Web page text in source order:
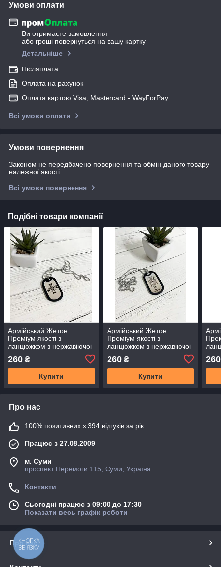
Умови оплати
Ви отримаєте замовлення
або гроші повернуться на вашу картку
Детальніше
Післяплата
Оплата на рахунок
Оплата картою Visa, Mastercard - WayForPay
Всі умови оплати
Умови повернення
Законом не передбачено повернення та обмін даного товару
належної якості
Всі умови повернення
Подібні товари компанії
Армійський Жетон
Преміум якості з
ланцюжком з нержавіючоі
лазерним гравіруванням
ВАШ текст
260 ₴
Купити
Армійський Жетон
Преміум якості з
ланцюжком з нержавіючоі
лазерним гравіруванням
ВАШ текст
260₴
Купити
ВАШ
260
Про нас
100% позитивних з 394 відгуків за рік
Працює з 27.08.2009
м. Суми
проспект Перемоги 115, Суми, Україна
Контакти
Сьогодні працює з 09:00 до 17:30
Показати весь графік роботи
Про нас
КНОПКА
ЗВ'ЯЗКУ